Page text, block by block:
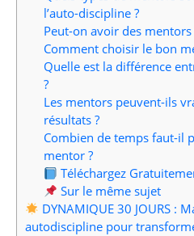
l’auto-discipline ?
Peut-on avoir des
Comment choisir le bon
Quelle est la différence
?
Les mentors peuvent-ils
résultats ?
Combien de temps faut-il
mentor ?
Téléchargez
Sur le même sujet
DYNAMIQUE 30 JOURS :
autodiscipline pour